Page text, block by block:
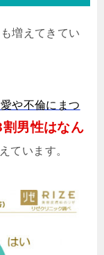
増えてきてい
や不倫にまつ
男性はなん
ています。